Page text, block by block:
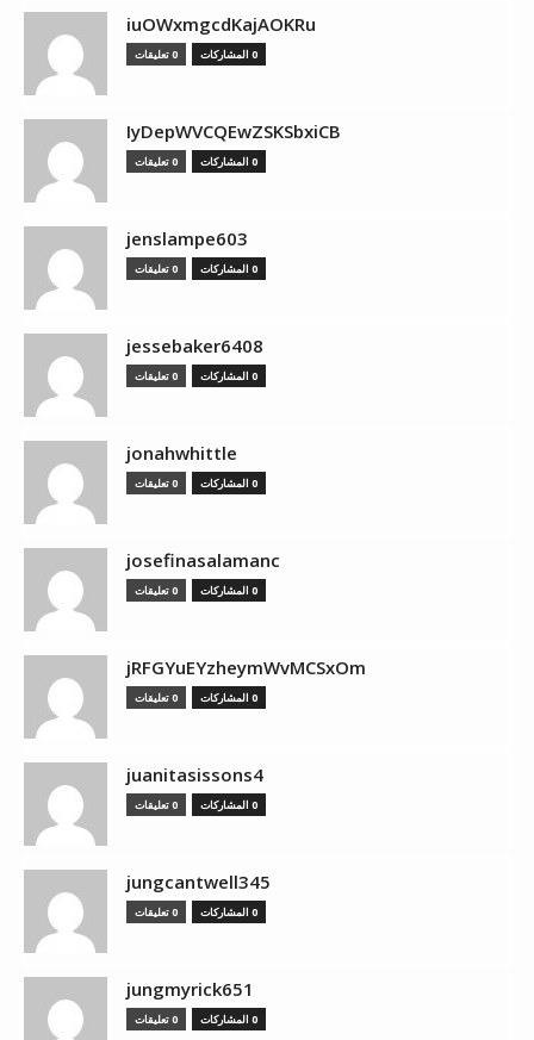
iuOWxmgcdKajAOKRu
0 المشاركات 0 تعليقات
IyDepWVCQEwZSKSbxiCB
0 المشاركات 0 تعليقات
jenslampe603
0 المشاركات 0 تعليقات
jessebaker6408
0 المشاركات 0 تعليقات
jonahwhittle
0 المشاركات 0 تعليقات
josefinasalamanc
0 المشاركات 0 تعليقات
jRFGYuEYzheymWvMCSxOm
0 المشاركات 0 تعليقات
juanitasissons4
0 المشاركات 0 تعليقات
jungcantwell345
0 المشاركات 0 تعليقات
jungmyrick651
0 المشاركات 0 تعليقات